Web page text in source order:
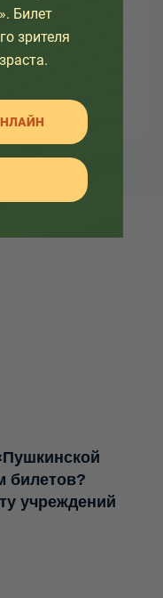
билетов?
учреждений
Билет
зрителя